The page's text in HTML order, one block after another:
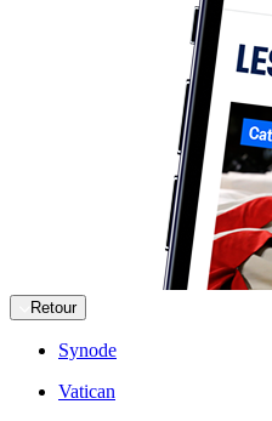
Retour
Synode
Vatican